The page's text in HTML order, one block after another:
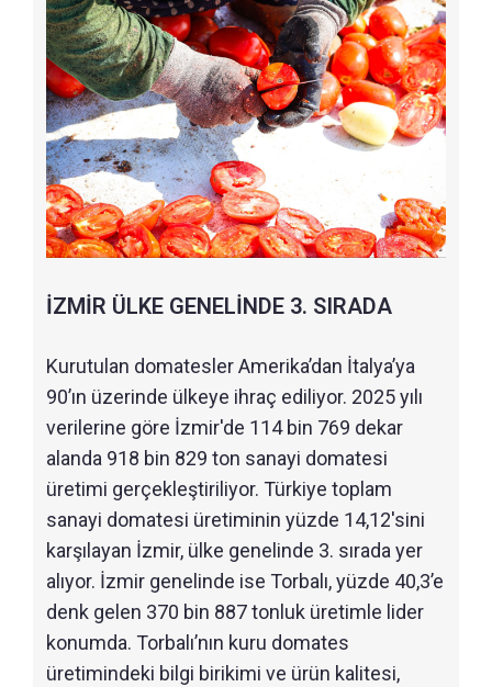
İZMİR ÜLKE GENELİNDE 3. SIRADA
Kurutulan domatesler Amerika’dan İtalya’ya
90’ın üzerinde ülkeye ihraç ediliyor. 2025 yılı
verilerine göre İzmir'de 114 bin 769 dekar
alanda 918 bin 829 ton sanayi domatesi
üretimi gerçekleştiriliyor. Türkiye toplam
sanayi domatesi üretiminin yüzde 14,12'sini
karşılayan İzmir, ülke genelinde 3. sırada yer
alıyor. İzmir genelinde ise Torbalı, yüzde 40,3’e
denk gelen 370 bin 887 tonluk üretimle lider
konumda. Torbalı’nın kuru domates
üretimindeki bilgi birikimi ve ürün kalitesi,